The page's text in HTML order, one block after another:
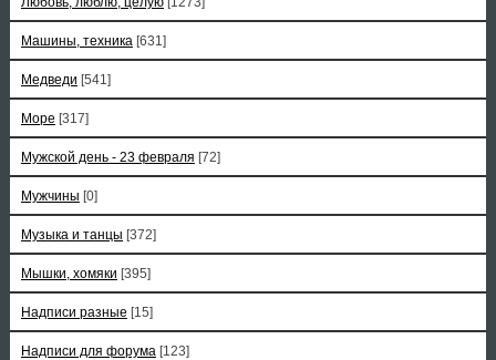
Машины, техника [631]
Медведи [541]
Море [317]
Мужской день - 23 февраля [72]
Мужчины [0]
Музыка и танцы [372]
Мышки, хомяки [395]
Надписи разные [15]
Надписи для форума [123]